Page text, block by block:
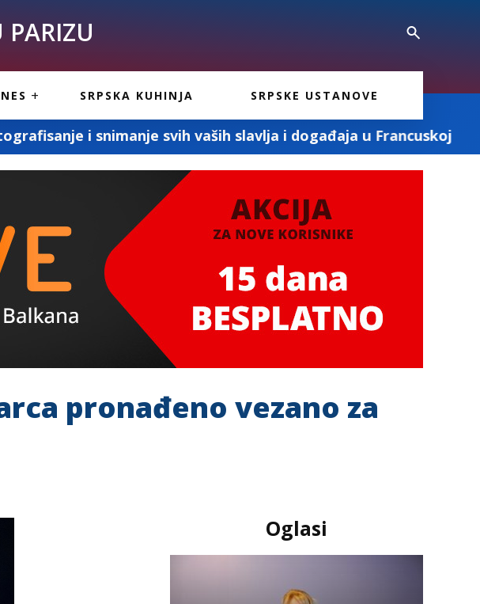
PARIZU
SRPSKA KUHINJA SRPSKE USTANOVE
svih vaših slavlja i događaja u Francuskoj MD PRO
pronađeno vezano za
Oglasi